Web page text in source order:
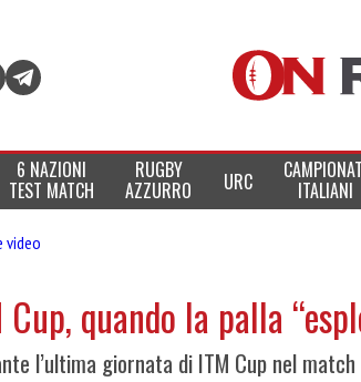
6 NAZIONI
TEST MATCH
RUGBY
AZZURRO URC ITALIANI
video
quando la palla
l’ultima giornata di ITM Cup nel